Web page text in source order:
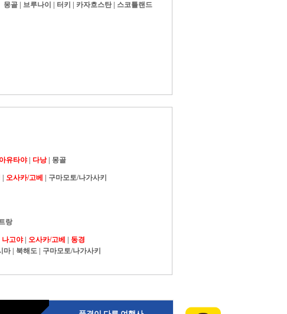
몽골 브루나이 터키 카자흐스탄| 스코틀랜드
아유타야| 다낭| 몽골
오사카/고베 구마모토/나가사키
랑
나고야| 오사카/고베
동경
마| 북해도 구마모토/나가사키